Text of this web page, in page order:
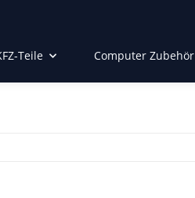
Teile Computer Zubehör